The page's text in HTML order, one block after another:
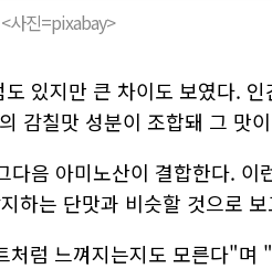
사진=pixabay>
있지만 큰 차이도 보였다. 인
감칠맛 성분이 조합돼 그 맛
음 아미노산이 결합한다. 이
하는 단맛과 비슷할 것으로
럼 느껴지는지도 모른다"며